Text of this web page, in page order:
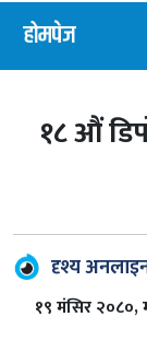
होमपेज
१८ औं
दृश्य
१९ मंसिर